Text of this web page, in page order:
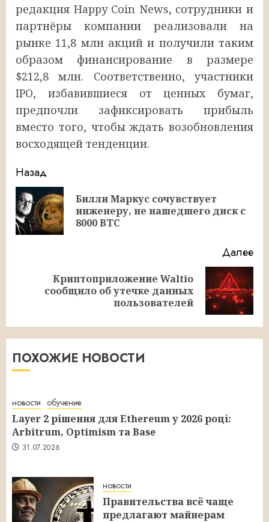
редакция Happy Coin News, сотрудники и
партнёры компании реализовали на
рынке 11,8 млн акций и получили таким
образом финансирование в размере
$212,8 млн. Соответственно, участники
IPO, избавившиеся от ценных бумаг,
предпочли зафиксировать прибыль
вместо того, чтобы ждать возобновления
восходящей тенденции.
Продолжить
чтение
Назад
Билли Маркус сочувствует
инженеру, не нашедшего диск с
8000 BTC
Далее
Следующая
Криптоприложение Waltio
сообщило об утечке данных
пользователей
ПОХОЖИЕ НОВОСТИ
новости обучение
Layer 2 рішення для Ethereum у 2026 році:
Arbitrum, Optimism та Base
31.07.2026
новости
Правительства всё чаще
предлагают майнерам